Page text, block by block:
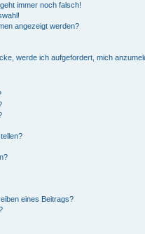
immer noch falsch!
angezeigt werden?
werde ich aufgefordert, mich
eines Beitrags?